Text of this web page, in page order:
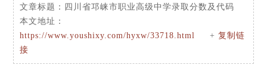
文章标题： 四川省邛崃市职业高级中学录取分数及代码
本文地址：
https://www.youshixy.com/hyxw/33718.html
+复制链
接